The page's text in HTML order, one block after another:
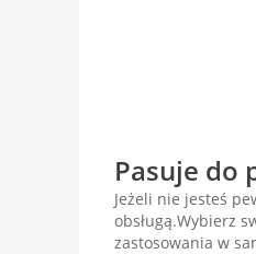
Pasuje do
Jeżeli nie jesteś
obsługą.Wybierz
zastosowania w